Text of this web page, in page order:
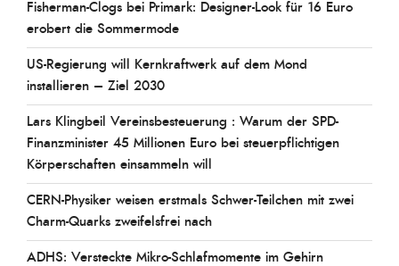
Fisherman-Clogs bei Primark: Designer-Look für 16 Euro
erobert die Sommermode
US-Regierung will Kernkraftwerk auf dem Mond
installieren – Ziel 2030
Lars Klingbeil Vereinsbesteuerung : Warum der SPD-
Finanzminister 45 Millionen Euro bei steuerpflichtigen
Körperschaften einsammeln will
CERN-Physiker weisen erstmals Schwer-Teilchen mit zwei
Charm-Quarks zweifelsfrei nach
ADHS: Versteckte Mikro-Schlafmomente im Gehirn